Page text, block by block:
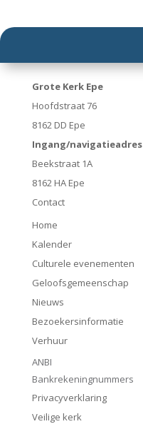
Grote Kerk Epe
Hoofdstraat 76
8162 DD Epe
Ingang/navigatieadres
Beekstraat 1A
8162 HA Epe
Contact
Home
Kalender
Culturele evenementen
Geloofsgemeenschap
Nieuws
Bezoekersinformatie
Verhuur
ANBI
Bankrekeningnummers
Privacyverklaring
Veilige kerk